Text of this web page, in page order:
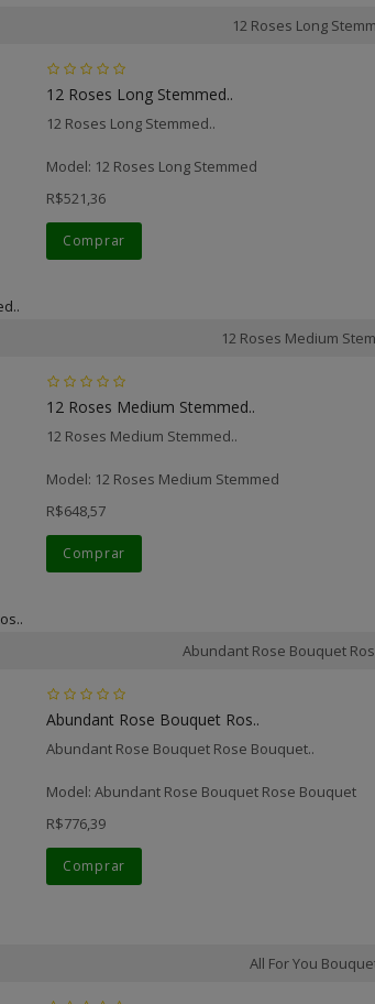
12 Roses Long
12 Roses Long Stemmed..
12 Roses Long Stemmed..
Model: 12 Roses Long Stemmed
R$521,36
Comprar
12 Roses Medium
12 Roses Medium Stemmed..
12 Roses Medium Stemmed..
Model: 12 Roses Medium Stemmed
R$648,57
Comprar
Abundant Rose Bouquet
Abundant Rose Bouquet Ros..
Abundant Rose Bouquet Rose Bouquet..
Model: Abundant Rose Bouquet Rose Bouquet
R$776,39
Comprar
All For You